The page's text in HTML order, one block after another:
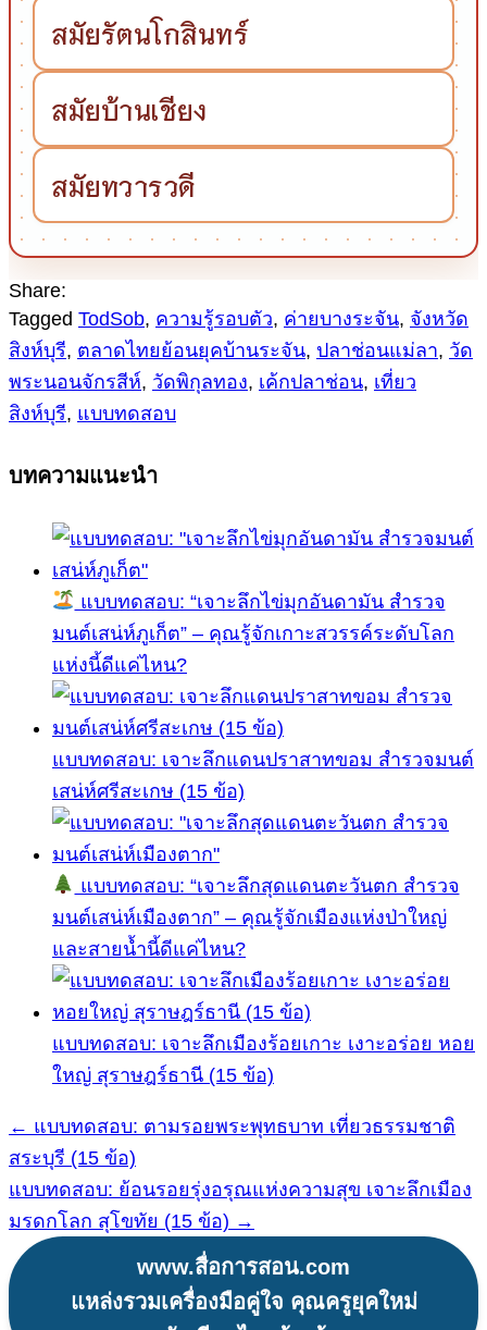
สมัยรัตนโกสินทร์
สมัยบ้านเชียง
สมัยทวารวดี
Share:
Tagged TodSob, ความรู้รอบตัว, ค่ายบางระจัน, จังหวัด
สิงห์บุรี, ตลาดไทยย้อนยุคบ้านระจัน, ปลาช่อนแม่ลา, วัด
พระนอนจักรสีห์, วัดพิกุลทอง, เค้กปลาช่อน, เที่ยว
สิงห์บุรี, แบบทดสอบ
บทความแนะนำ
แบบทดสอบ: “เจาะลึกไข่มุกอันดามัน สำรวจ
มนต์เสน่ห์ภูเก็ต” – คุณรู้จักเกาะสวรรค์ระดับโลก
แห่งนี้ดีแค่ไหน?
แบบทดสอบ: เจาะลึกแดนปราสาทขอม สำรวจมนต์
เสน่ห์ศรีสะเกษ (15 ข้อ)
แบบทดสอบ: “เจาะลึกสุดแดนตะวันตก สำรวจ
มนต์เสน่ห์เมืองตาก” – คุณรู้จักเมืองแห่งป่าใหญ่
และสายน้ำนี้ดีแค่ไหน?
แบบทดสอบ: เจาะลึกเมืองร้อยเกาะ เงาะอร่อย หอย
ใหญ่ สุราษฎร์ธานี (15 ข้อ)
แนะแนว
เรื่อง
← แบบทดสอบ: ตามรอยพระพุทธบาท เที่ยวธรรมชาติ
สระบุรี (15 ข้อ)
แบบทดสอบ: ย้อนรอยรุ่งอรุณแห่งความสุข เจาะลึกเมือง
มรดกโลก สุโขทัย (15 ข้อ) →
www.สื่อการสอน.com
แหล่งรวมเครื่องมือคู่ใจ คุณครูยุคใหม่